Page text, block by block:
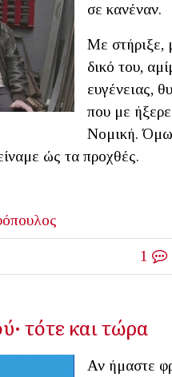
σε κανέναν.
Με στήριξε,
δικό του,
ευγένειας,
που με
Νομική.
ώς τα προχθές.
1
τότε και τώρα
Αν ήμαστε